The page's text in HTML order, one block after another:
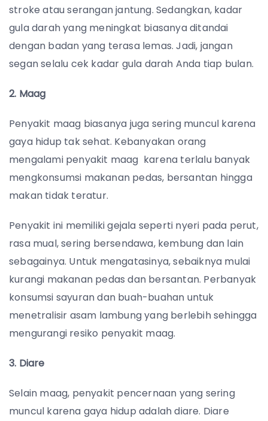
stroke atau serangan jantung. Sedangkan, kadar
gula darah yang meningkat biasanya ditandai
dengan badan yang terasa lemas. Jadi, jangan
segan selalu cek kadar gula darah Anda tiap bulan.
2. Maag
Penyakit maag biasanya juga sering muncul karena
gaya hidup tak sehat. Kebanyakan orang
mengalami penyakit maag karena terlalu banyak
mengkonsumsi makanan pedas, bersantan hingga
makan tidak teratur.
Penyakit ini memiliki gejala seperti nyeri pada perut,
rasa mual, sering bersendawa, kembung dan lain
sebagainya. Untuk mengatasinya, sebaiknya mulai
kurangi makanan pedas dan bersantan. Perbanyak
konsumsi sayuran dan buah-buahan untuk
menetralisir asam lambung yang berlebih sehingga
mengurangi resiko penyakit maag.
3. Diare
Selain maag, penyakit pencernaan yang sering
muncul karena gaya hidup adalah diare. Diare